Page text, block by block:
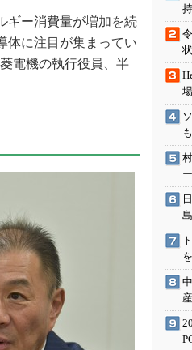
ギー消費量が増加を続
体に注目が集まってい
電機の執行役員、半